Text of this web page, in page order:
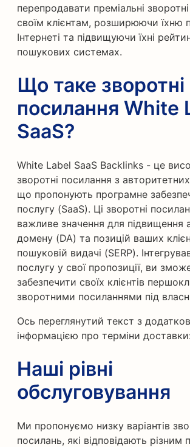
перепродавати преміальні
своїм клієнтам, розширюючи їхню
Інтернеті та підвищуючи їхні
пошукових системах.
Що таке зворотні
посилання White
SaaS?
White Label SaaS Backlinks - це
зворотні посилання з
що пропонують програмне
послугу (SaaS). Ці зворотні
важливе значення для підвищення
домену (DA) та позицій ваших
пошуковій видачі (SERP).
послугу у свої пропозиції, ви
забезпечити своїх клієнтів
зворотними посиланнями під
Ось переглянутий текст з
інформацією про терміни доставки:
Наші рівні
обслуговування
Ми пропонуємо низку варіантів
посилань, які відповідають різним